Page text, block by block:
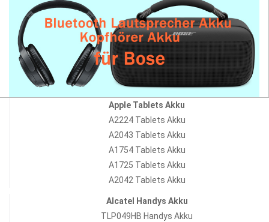
Apple Tablets Akku
A2224 Tablets Akku
A2043 Tablets Akku
A1754 Tablets Akku
A1725 Tablets Akku
A2042 Tablets Akku
Alcatel Handys Akku
TLP049HB Handys Akku